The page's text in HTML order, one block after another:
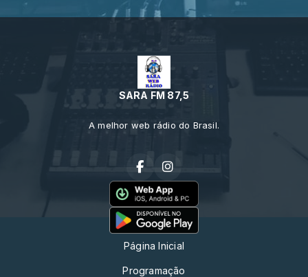
SARA FM 87,5
A melhor web rádio do Brasil.
Página Inicial
Programação